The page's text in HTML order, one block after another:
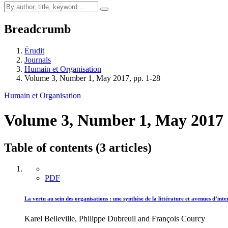
Breadcrumb
Érudit
Journals
Humain et Organisation
Volume 3, Number 1, May 2017, pp. 1-28
Humain et Organisation
Volume 3, Number 1, May 2017
Table of contents (3 articles)
PDF
La vertu au sein des organisations : une synthèse de la littérature et avenues
Karel Belleville, Philippe Dubreuil and François Courcy